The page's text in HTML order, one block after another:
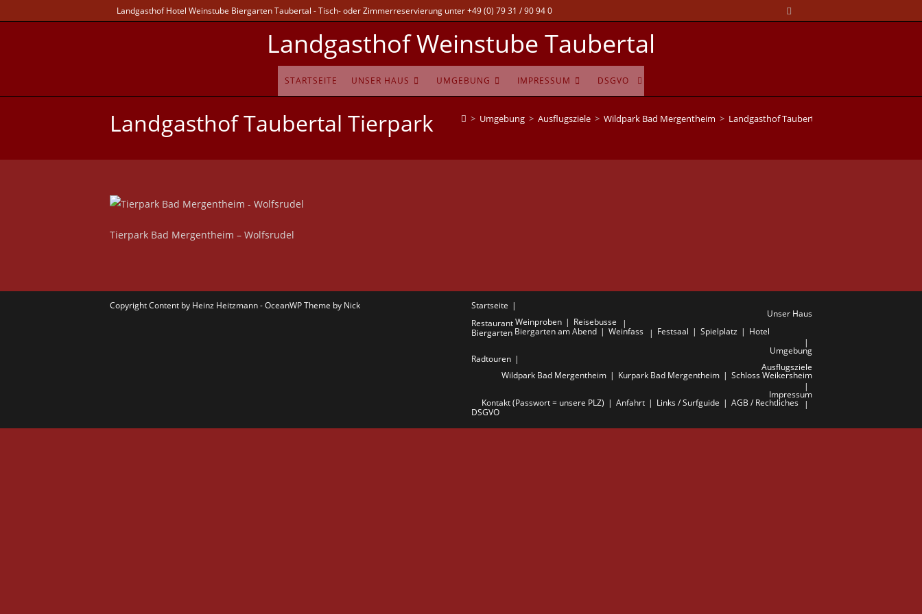
Landgasthof Hotel Weinstube Biergarten Taubertal - Tisch- oder Zimmerreservierung unter +49 (0) 79 31 / 90 94 0
Landgasthof Weinstube Taubertal
STARTSEITE UNSER HAUS UMGEBUNG IMPRESSUM DSGVO
Landgasthof Taubertal Tierpark > Umgebung > Ausflugsziele > Wildpark Bad Mergentheim > Landgasthof Taubertal Tierpark
Tierpark Bad Mergentheim – Wolfsrudel
Startseite
Unser Haus
RestaurantWeinproben
Reisebusse
Biergarten Biergarten am Abend Weinfass Festsaal Spielplatz
Hotel
Umgebung
Radtouren
Ausflugsziele
Wildpark Bad Mergentheim Kurpark Bad Mergentheim
Schloss Weikersheim
Impressum
Kontakt (Passwort = unsere PLZ) Anfahrt Links / Surfguide
AGB / Rechtliches
DSGVO
Copyright Content by Heinz Heitzmann - OceanWP Theme by Nick